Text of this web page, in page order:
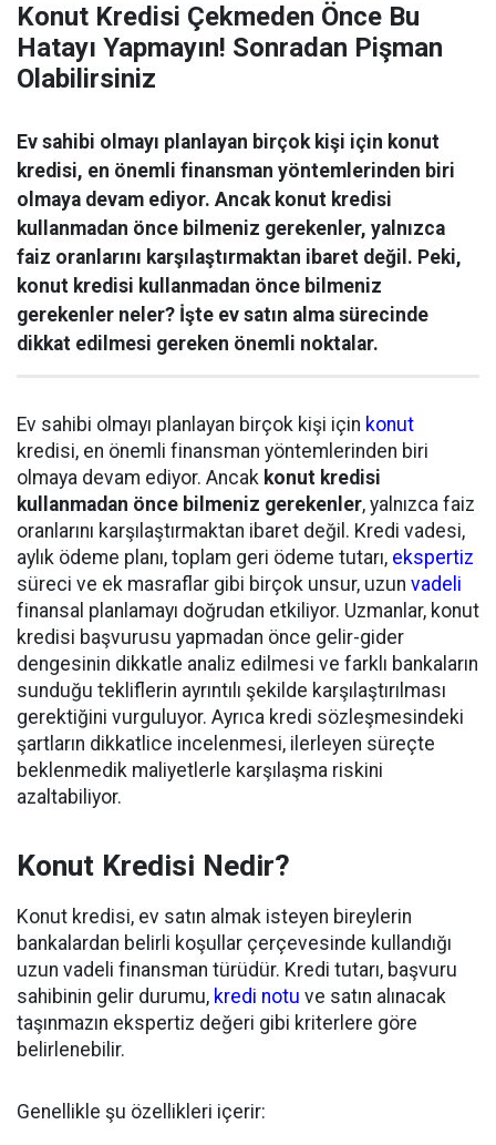
Konut Kredisi Çekmeden Önce Bu
Hatayı Yapmayın! Sonradan Pişman
Olabilirsiniz
Ev sahibi olmayı planlayan birçok kişi için konut
kredisi, en önemli finansman yöntemlerinden biri
olmaya devam ediyor. Ancak konut kredisi
kullanmadan önce bilmeniz gerekenler, yalnızca
faiz oranlarını karşılaştırmaktan ibaret değil. Peki,
konut kredisi kullanmadan önce bilmeniz
gerekenler neler? İşte ev satın alma sürecinde
dikkat edilmesi gereken önemli noktalar.
Ev sahibi olmayı planlayan birçok kişi için konut
kredisi, en önemli finansman yöntemlerinden biri
olmaya devam ediyor. Ancak konut kredisi
kullanmadan önce bilmeniz gerekenler, yalnızca faiz
oranlarını karşılaştırmaktan ibaret değil. Kredi vadesi,
aylık ödeme planı, toplam geri ödeme tutarı, ekspertiz
süreci ve ek masraflar gibi birçok unsur, uzun vadeli
finansal planlamayı doğrudan etkiliyor. Uzmanlar, konut
kredisi başvurusu yapmadan önce gelir-gider
dengesinin dikkatle analiz edilmesi ve farklı bankaların
sunduğu tekliflerin ayrıntılı şekilde karşılaştırılması
gerektiğini vurguluyor. Ayrıca kredi sözleşmesindeki
şartların dikkatlice incelenmesi, ilerleyen süreçte
beklenmedik maliyetlerle karşılaşma riskini
azaltabiliyor.
Konut Kredisi Nedir?
Konut kredisi, ev satın almak isteyen bireylerin
bankalardan belirli koşullar çerçevesinde kullandığı
uzun vadeli finansman türüdür. Kredi tutarı, başvuru
sahibinin gelir durumu, kredi notu ve satın alınacak
taşınmazın ekspertiz değeri gibi kriterlere göre
belirlenebilir.
Genellikle şu özellikleri içerir: